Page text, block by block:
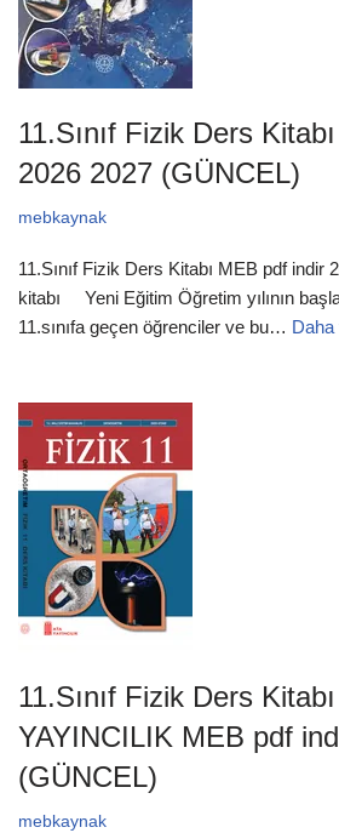
11.Sınıf Fizik Ders
2026 2027 (GÜNCEL)
mebkaynak
11.Sınıf Fizik Ders Kitabı MEB pdf indir
kitabı Yeni Eğitim Öğretim yılının
11.sınıfa geçen öğrenciler ve bu… Daha
11.Sınıf Fizik Ders
YAYINCILIK MEB pdf
(GÜNCEL)
mebkaynak